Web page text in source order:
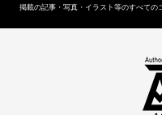
掲載の記事・写真・イラスト等のすべての